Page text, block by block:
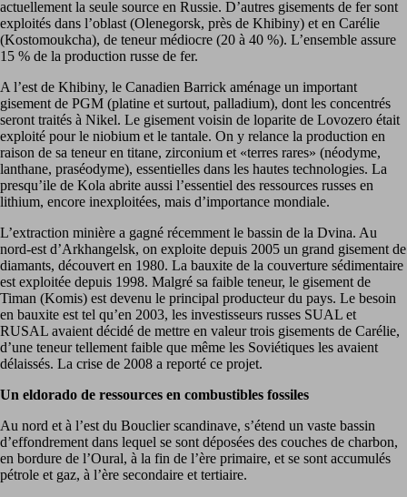
actuellement la seule source en Russie. D’autres gisements de fer sont
exploités dans l’oblast (Olenegorsk, près de Khibiny) et en Carélie
(Kostomoukcha), de teneur médiocre (20 à 40 %). L’ensemble assure
15 % de la production russe de fer.
A l’est de Khibiny, le Canadien Barrick aménage un important
gisement de PGM (platine et surtout, palladium), dont les concentrés
seront traités à Nikel. Le gisement voisin de loparite de Lovozero était
exploité pour le niobium et le tantale. On y relance la production en
raison de sa teneur en titane, zirconium et «terres rares» (néodyme,
lanthane, praséodyme), essentielles dans les hautes technologies. La
presqu’ile de Kola abrite aussi l’essentiel des ressources russes en
lithium, encore inexploitées, mais d’importance mondiale.
L’extraction minière a gagné récemment le bassin de la Dvina. Au
nord-est d’Arkhangelsk, on exploite depuis 2005 un grand gisement de
diamants, découvert en 1980. La bauxite de la couverture sédimentaire
est exploitée depuis 1998. Malgré sa faible teneur, le gisement de
Timan (Komis) est devenu le principal producteur du pays. Le besoin
en bauxite est tel qu’en 2003, les investisseurs russes SUAL et
RUSAL avaient décidé de mettre en valeur trois gisements de Carélie,
d’une teneur tellement faible que même les Soviétiques les avaient
délaissés. La crise de 2008 a reporté ce projet.
Un eldorado de ressources en combustibles fossiles
Au nord et à l’est du Bouclier scandinave, s’étend un vaste bassin
d’effondrement dans lequel se sont déposées des couches de charbon,
en bordure de l’Oural, à la fin de l’ère primaire, et se sont accumulés
pétrole et gaz, à l’ère secondaire et tertiaire.